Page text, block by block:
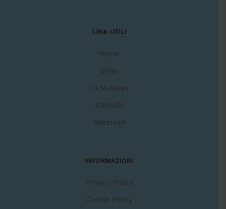
LINK UTILI
Home
Shop
La Malpaga
Contatti
Materassi
INFORMAZIONI
Privacy Policy
Cookie Policy